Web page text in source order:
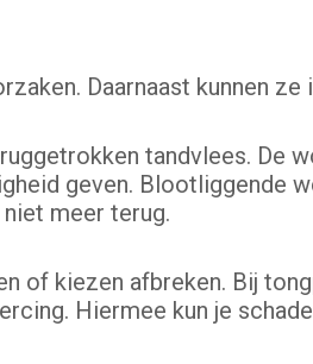
Daarnaast kunnen ze
tandvlees. De
geven. Blootliggende
meer terug.
of kiezen afbreken. Bij
Hiermee kun je